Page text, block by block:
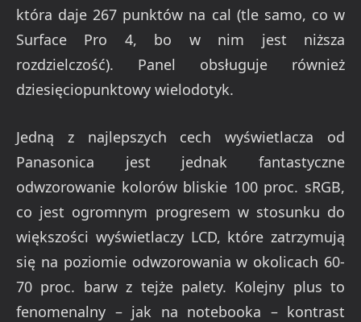
która daje 267 punktów na cal (tle samo, co w
Surface Pro 4, bo w nim jest niższa
rozdzielczość). Panel obsługuje również
dziesięciopunktowy wielodotyk.
Jedną z najlepszych cech wyświetlacza od
Panasonica jest jednak fantastyczne
odwzorowanie kolorów bliskie 100 proc. sRGB,
co jest ogromnym progresem w stosunku do
większości wyświetlaczy LCD, które zatrzymują
się na poziomie odwzorowania w okolicach 60-
70 proc. barw z tejże palety. Kolejny plus to
fenomenalny – jak na notebooka – kontrast